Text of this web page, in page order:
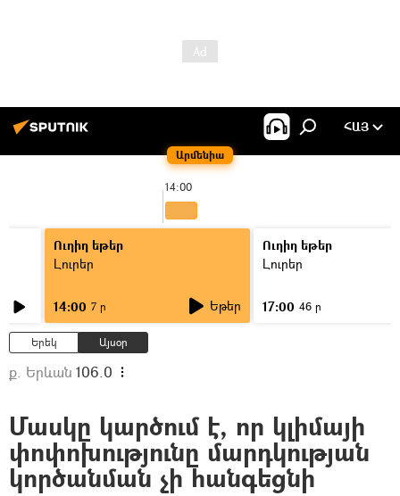
Արմենիա
ՀԱՅ
14:00
Ուղիղ եթեր
Լուրեր
14:00 7 ր Եթեր
Ուղիղ եթեր
Լուրեր
17:00 46 ր
Երեկ Այսօր
ք. Երևան 106.0
Մասկը կարծում է, որ կլիմայի
փոփոխությունը մարդկության
կործանման չի հանգեցնի